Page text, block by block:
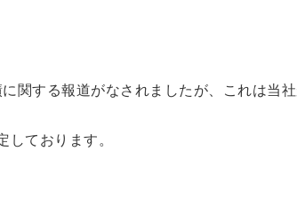
関する報道がなされましたが、これは当
しております。